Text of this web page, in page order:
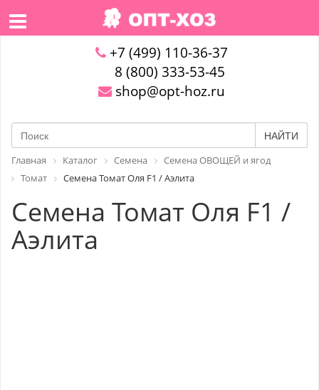
+7 (499) 110-36-37
8 (800) 333-53-45
shop@opt-hoz.ru
НАЙТИ
Главная Каталог Семена
Семена ОВОЩЕЙ и ягод
Томат
Семена Томат Оля F1 / Аэлита
Семена Томат Оля F1 /
Аэлита